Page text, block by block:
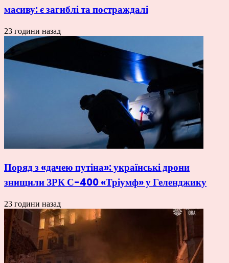
масиву: є загиблі та постраждалі
23 години назад
Поряд з «дачею путіна»: українські дрони
знищили ЗРК С-400 «Тріумф» у Геленджику
23 години назад